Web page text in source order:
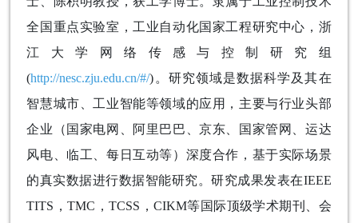
全国重点实验室，工业自动化国家工程研究中心，浙
江大学网络传感与控制研究组
(http://nesc.zju.edu.cn/#/)。研究领域是数据科学及其在
智慧城市、工业智能等领域的应用，主要与行业头部
企业（国家电网、阿里巴巴、京东、国家管网、运达
风电、临工、每日互动等）深度合作，基于实际场景
的真实数据进行数据智能研究。研究成果发表在IEEE
TITS，TMC，TCSS，CIKM等国际顶级学术期刊、会